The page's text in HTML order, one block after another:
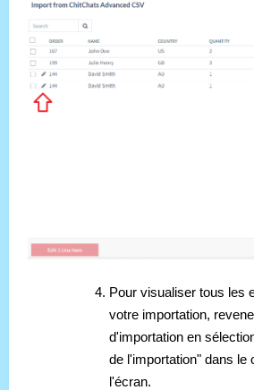
Pour visualiser tous les
votre importation,
d'importation en
de l'importation" dans le
l'écran.